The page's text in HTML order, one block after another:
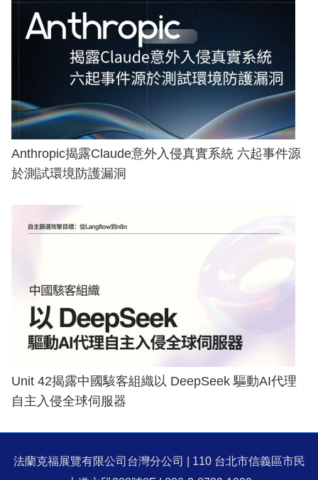
Anthropic揭露Claude意外入侵真實系統 六起事件源
於測試環境防護漏洞
Unit 42揭露中國駭客組織以 DeepSeek 驅動AI代理
自主入侵全球伺服器
法蘭克福展覽有限公司台灣分公司 | 110 台北市信義區市民